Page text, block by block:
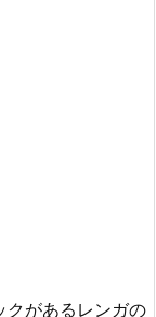
クがあるレンガの